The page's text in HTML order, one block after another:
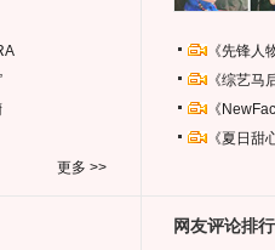
更多 >>
《先锋
《综艺
《
《夏日
网友评论排行